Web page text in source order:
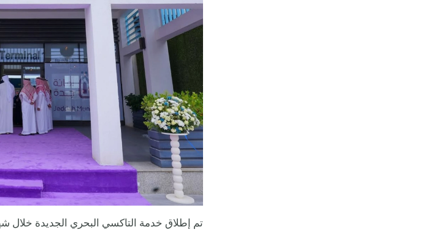
تم إطلاق خدمة التاكسي البحري الجديدة خلال